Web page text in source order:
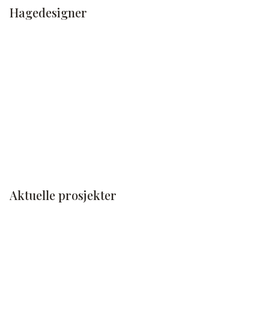
Hagedesigner
Aktuelle prosjekter